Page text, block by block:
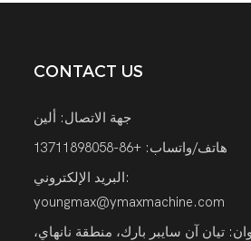
CONTACT US
جهة الاتصال: ألين
هاتف/واتساب: +86-13711898058
البريد الإلكتروني:
youngmax@ymaxmachine.com
تيان آن سايبر بارك، منطقة نانهاي،